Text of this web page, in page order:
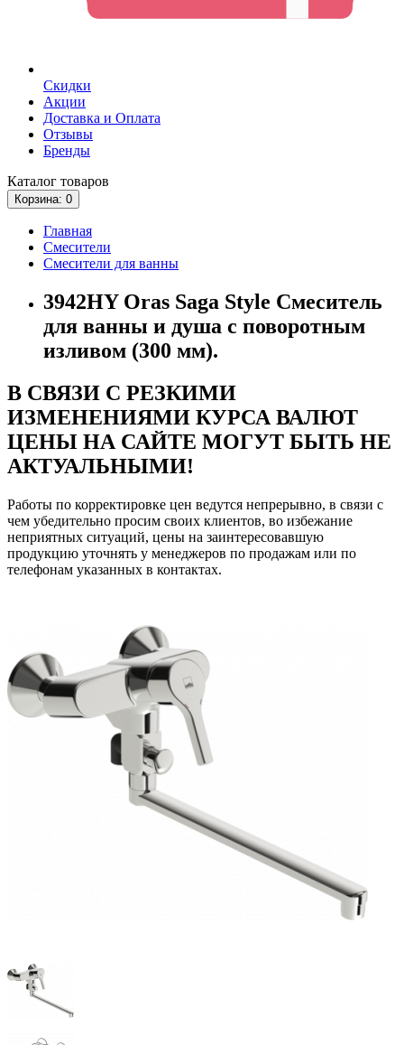
Скидки
Акции
Доставка и Оплата
Отзывы
Бренды
Каталог товаров
Корзина: 0
Главная
Смесители
Смесители для ванны
3942HY Oras Saga Style Cмеситель
для ванны и душа с поворотным
изливом (300 мм).
В СВЯЗИ С РЕЗКИМИ
ИЗМЕНЕНИЯМИ КУРСА ВАЛЮТ
ЦЕНЫ НА САЙТЕ МОГУТ БЫТЬ НЕ
АКТУАЛЬНЫМИ!
Работы по корректировке цен ведутся непрерывно, в связи с
чем убедительно просим своих клиентов, во избежание
неприятных ситуаций, цены на заинтересовавшую
продукцию уточнять у менеджеров по продажам или по
телефонам указанных в контактах.